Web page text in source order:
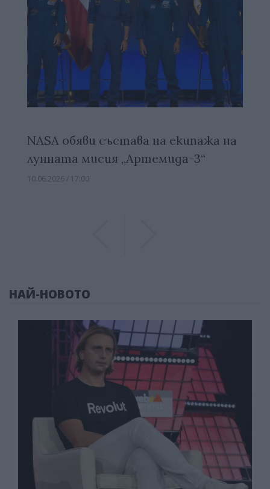
NASA обяви състава на екипажа на
лунната мисия „Артемида-3“
10.06.2026 / 17:00
НАЙ-НОВОТО